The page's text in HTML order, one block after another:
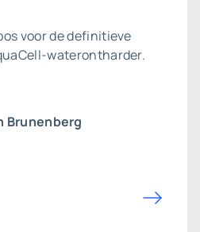
voor de definitieve
waterontharder.
Brunenberg